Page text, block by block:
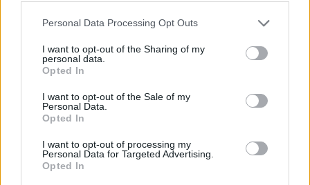
Personal Data Processing Opt Outs
I want to opt-out of the Sharing of my
personal data.
Opted In
I want to opt-out of the Sale of my
Personal Data.
Opted In
I want to opt-out of processing my
Personal Data for Targeted Advertising.
Opted In
tartozik, melynek olvasása előfizetéses
regisztrációhoz kötött.
Az előfizetés a következőket tartalmazza:
Portfolio.hu teljes cikkarchívum
Kötéslisták: BÉT elmúlt 2 év napon belüli
kötéslistái
Előfizetés